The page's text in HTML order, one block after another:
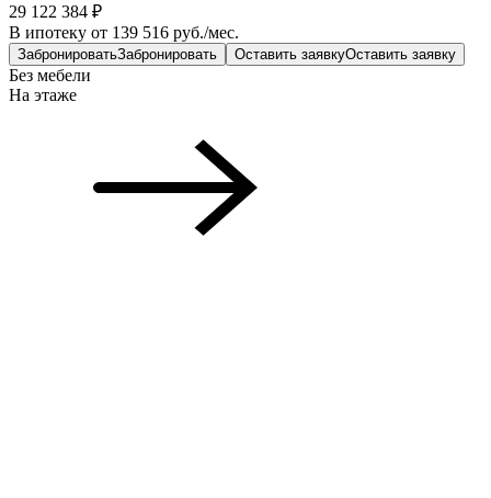
29 122 384 ₽
В ипотеку от 139 516 руб./мес.
ЗабронироватьЗабронировать Оставить заявкуОставить заявку
Без мебели
На этаже